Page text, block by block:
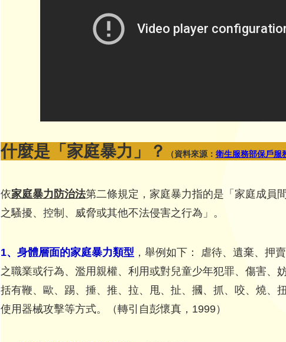
什麼是「家庭暴力」？ （資料來源： 衛生服務部保戶服
依家庭暴力防治法第二條規定，家庭暴力指的是「家庭成員
之騷擾、控制、威脅或其他不法侵害之行為」。
1、身體層面的家庭暴力類型 ，舉例如下： 虐待、遺棄、押
之職業或行為、濫用親權、利用或對兒童少年犯罪、傷害、
括有鞭、歐、踢、捶、推、拉、甩、扯、摑、抓、咬、燒、
使用器械攻擊等方式。（轉引自彭懷真，1999）